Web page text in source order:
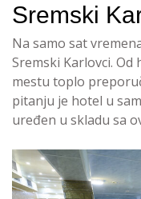
Sremski
Na samo sat
Sremski Karlovci.
mestu toplo
pitanju je hotel u
uređen u skladu sa